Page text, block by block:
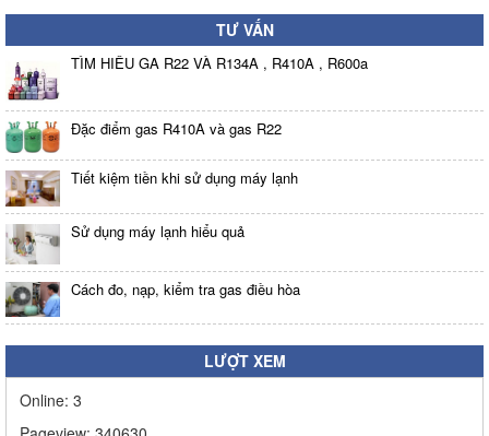
TƯ VẤN
TÌM HIỂU GA R22 VÀ R134A , R410A , R600a
Đặc điểm gas R410A và gas R22
Tiết kiệm tiền khi sử dụng máy lạnh
Sử dụng máy lạnh hiểu quả
Cách đo, nạp, kiểm tra gas điều hòa
LƯỢT XEM
Online: 3